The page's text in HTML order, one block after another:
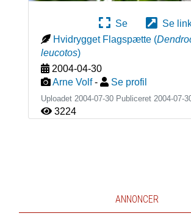
Se
Se
Hvidrygget Flagspætte (
leucotos)
2004-04-30
Arne Volf - Se profil
Uploadet 2004-07-30 Publiceret 2004-07-
3224
ANNONCER